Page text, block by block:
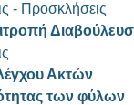
- Προσκλήσεις
Ακτών
των φύλων